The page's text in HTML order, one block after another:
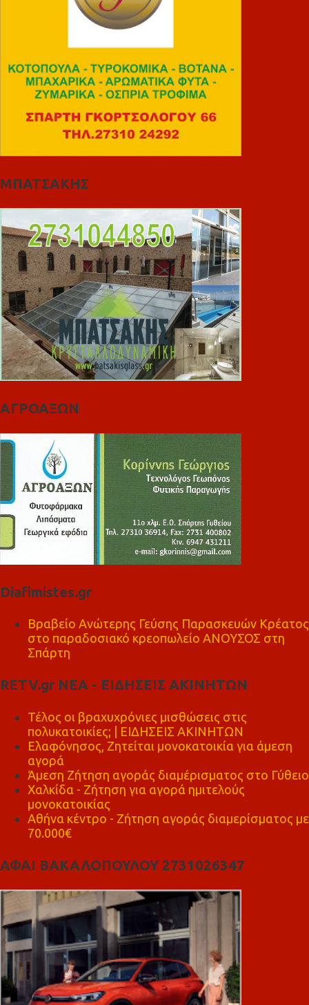
ΜΠΑΤΣΑΚΗΣ
ΑΓΡΟΑΞΩΝ
Diafimistes.gr
Βραβείο Ανώτερης Γεύσης Παρασκευών Κρέατος
στο παραδοσιακό κρεοπωλείο ΑΝΟΥΣΟΣ στη
Σπάρτη
RETV.gr ΝΕΑ - ΕΙΔΗΣΕΙΣ ΑΚΙΝΗΤΩΝ
Τέλος οι βραχυχρόνιες μισθώσεις στις
πολυκατοικίες; | ΕΙΔΗΣΕΙΣ ΑΚΙΝΗΤΩΝ
Ελαφόνησος, Ζητείται μονοκατοικία για άμεση
αγορά
Άμεση Ζήτηση αγοράς διαμέρισματος στο Γύθειο
Χαλκίδα - Ζήτηση για αγορά ημιτελούς
μονοκατοικίας
Αθήνα κέντρο - Ζήτηση αγοράς διαμερίσματος με
70.000€
ΑΦΑΙ ΒΑΚΑΛΟΠΟΥΛΟΥ 2731026347